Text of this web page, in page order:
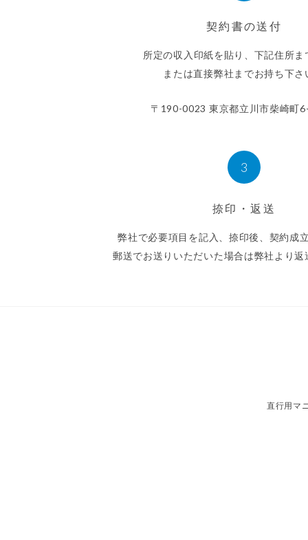
契約書の送付
所定の収入印紙を貼り、下記住所ま
または直接弊社までお持ち下さ
〒190-0023 東京都立川市柴崎町
3
捺印・返送
弊社で必要項目を記入、捺印後、契約成
郵送でお送りいただいた場合は弊社より
直行用マ